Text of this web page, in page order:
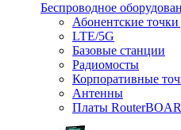
Беспроводное
Абонентские точки
LTE/5G
Базовые станции
Радиомосты
Корпоративные
Антенны
Платы